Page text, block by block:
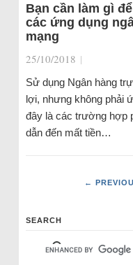
Bạn cần làm gì
các ứng dụng
mạng
25/10/2018 |
Sử dụng Ngân hàng
lợi, nhưng không phải
đây là các trường hợp
dẫn đến mất tiền…
←
SEARCH